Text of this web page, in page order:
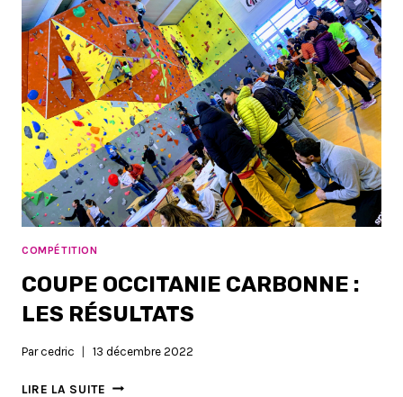
INSCRIPTIONS
SONT
OUVERTES
!
COMPÉTITION
COUPE OCCITANIE CARBONNE :
LES RÉSULTATS
Par cedric 13 décembre 2022
LIRE LA SUITE COUPE